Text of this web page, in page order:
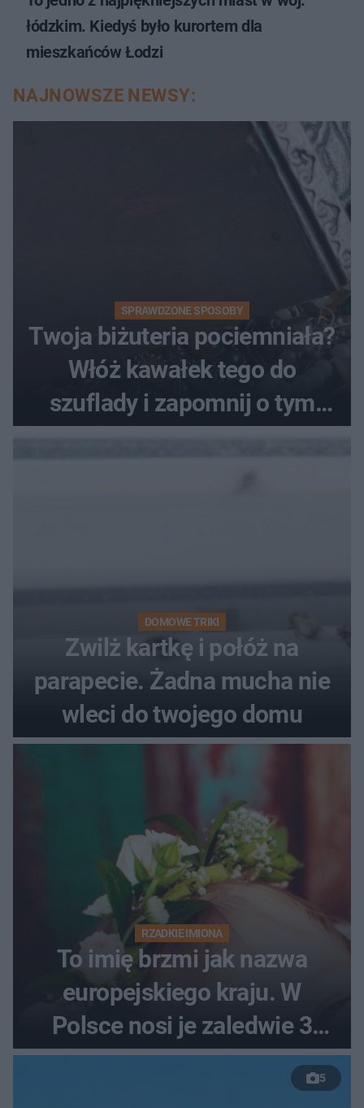
łódzkim. Kiedyś było kurortem dla
mieszkańców Łodzi
NAJNOWSZE NEWSY:
SPRAWDZONE SPOSOBY
Twoja biżuteria pociemniała?
Włóż kawałek tego do
szuflady i zapomnij o tym
problemie. Sposób na
DOMOWE TRIKI
Zwilż kartkę i połóż na
parapecie. Żadna mucha nie
wleci do twojego domu
RZADKIE IMIONA
To imię brzmi jak nazwa
europejskiego kraju. W
Polsce nosi je zaledwie 3
kobiety
5